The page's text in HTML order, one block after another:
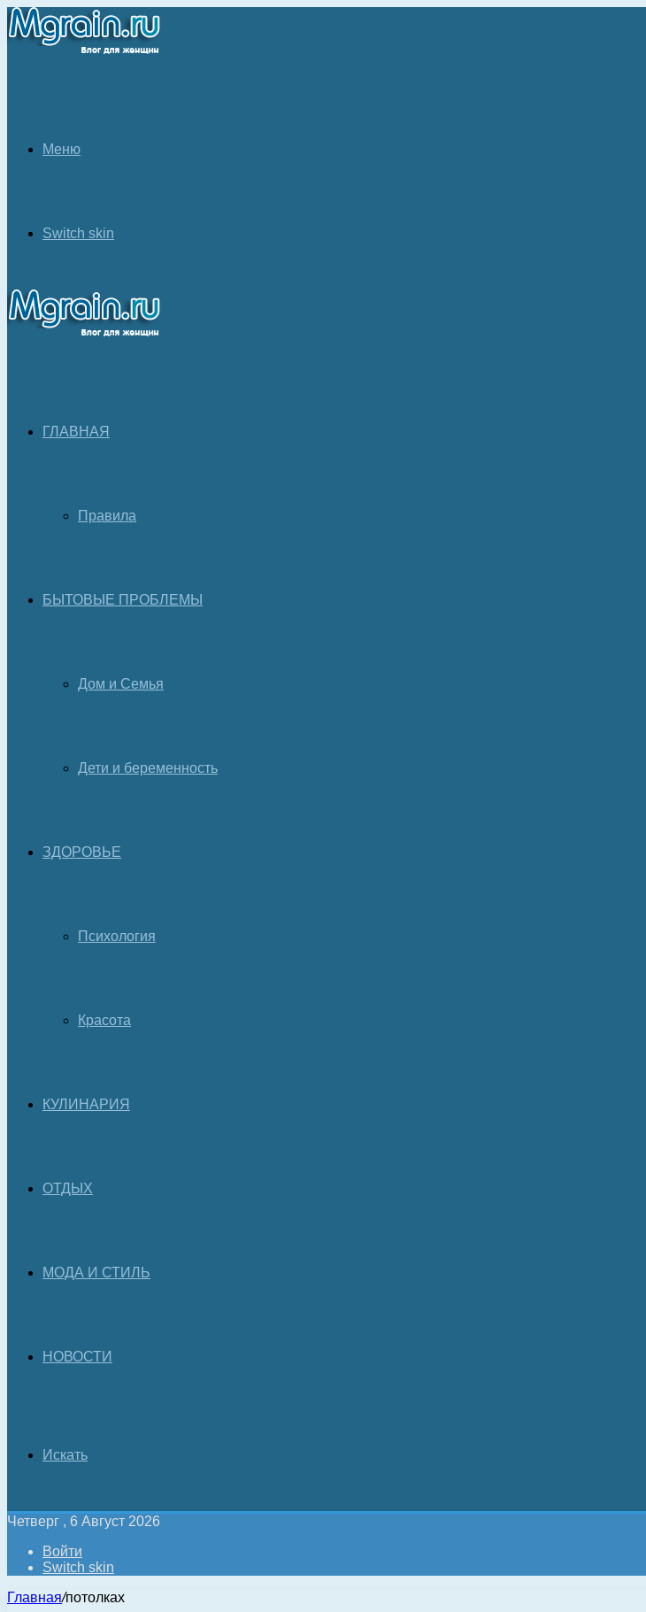
Меню
Switch skin
ГЛАВНАЯ
Правила
БЫТОВЫЕ ПРОБЛЕМЫ
Дом и Семья
Дети и беременность
ЗДОРОВЬЕ
Психология
Красота
КУЛИНАРИЯ
ОТДЫХ
МОДА И СТИЛЬ
НОВОСТИ
Искать
Четверг , 6 Август 2026
Войти
Switch skin
Главная/потолках